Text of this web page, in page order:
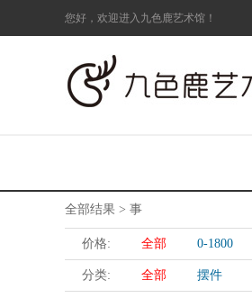
您好，欢迎进入九色鹿艺术馆！
全部结果 > 事
价格: 全部 0-1800
分类: 全部 摆件